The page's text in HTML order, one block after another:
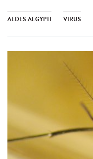
AEDES AEGYPTI VIRUS